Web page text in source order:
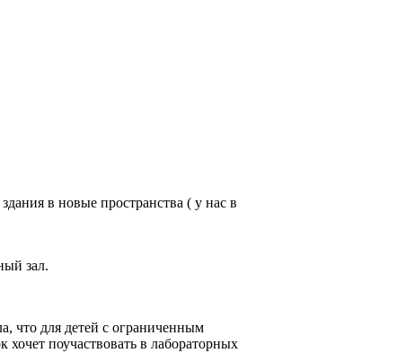
в новые пространства ( у нас в
зал.
что для детей с ограниченным
поучаствовать в лабораторных